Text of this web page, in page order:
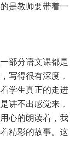
是教师要带着一
部分语文课都是
写得很有深度，
学生真正的走进
讲不出感觉来，
心的朗读着，我
精彩的故事。这